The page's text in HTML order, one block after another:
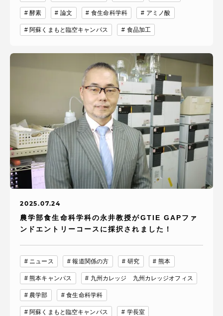
酵素 論文 食生命科学科 アミノ酸
阿蘇くまもと臨空キャンパス 食品加工
2025.07.24
農学部食生命科学科の永井教授がGTIE GAPファ
ンドエントリーコースに採択されました！
ニュース 報道関係の方 研究 熊本
熊本キャンパス 九州カレッジ 九州カレッジオフィス
農学部 食生命科学科
阿蘇くまもと臨空キャンパス 学長室